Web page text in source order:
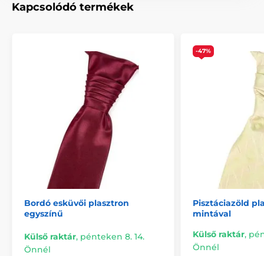
Kapcsolódó termékek
Bordó esküvői plasztron
egyszínű
Külső raktár, pénteken 8. 14.
Önnél
-47%
Pisztáciazöld
mintával
Külső raktár,
Önnél